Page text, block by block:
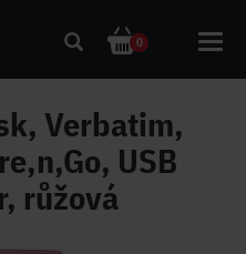
0
Verbatim,
USB
růžová